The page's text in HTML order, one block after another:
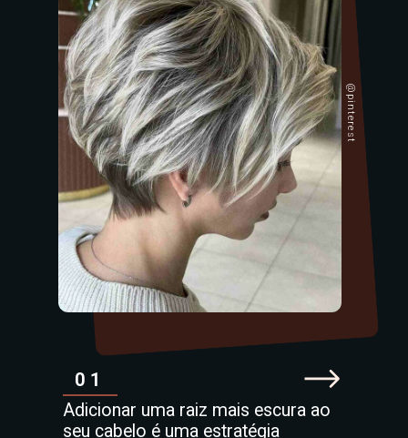
01
Adicionar uma raiz mais escura ao
seu cabelo é uma estratégia
@pinterest